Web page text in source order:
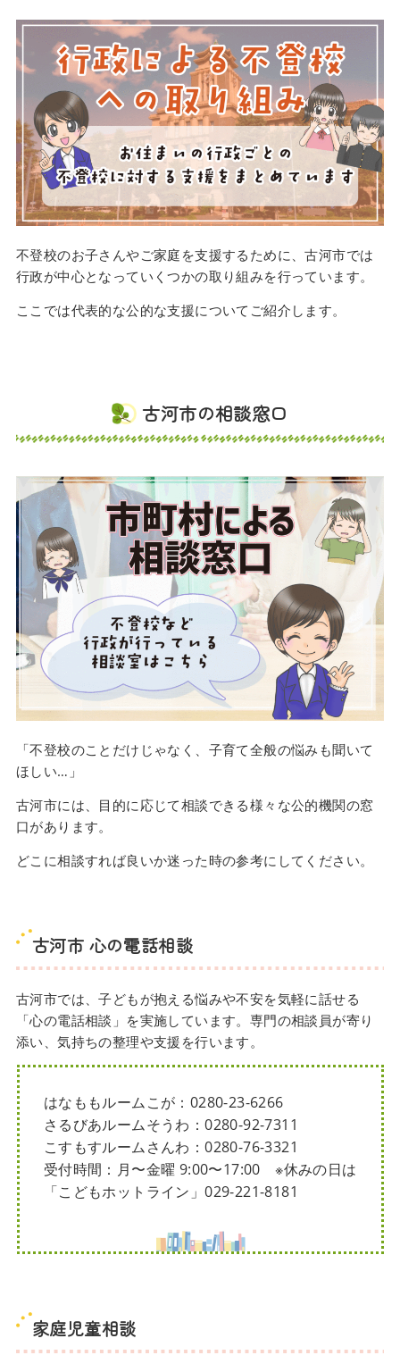
不登校のお子さんやご家庭を支援するために、古河市では
行政が中心となっていくつかの取り組みを行っています。
ここでは代表的な公的な支援についてご紹介します。
古河市の相談窓口
「不登校のことだけじゃなく、子育て全般の悩みも聞いて
ほしい…」
古河市には、目的に応じて相談できる様々な公的機関の窓
口があります。
どこに相談すれば良いか迷った時の参考にしてください。
古河市 心の電話相談
古河市では、子どもが抱える悩みや不安を気軽に話せる
「心の電話相談」を実施しています。専門の相談員が寄り
添い、気持ちの整理や支援を行います。
はなももルームこが：0280-23-6266
さるびあルームそうわ：0280-92-7311
こすもすルームさんわ：0280-76-3321
受付時間：月〜金曜 9:00〜17:00 ※休みの日は
「こどもホットライン」029-221-8181
家庭児童相談